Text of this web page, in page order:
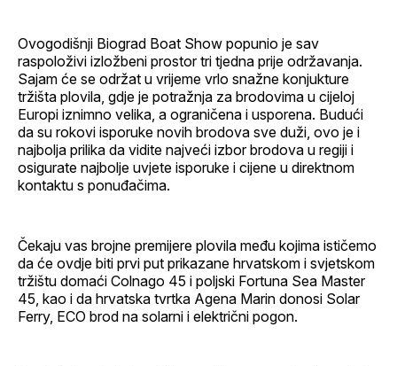
Ovogodišnji Biograd Boat Show popunio je sav
raspoloživi izložbeni prostor tri tjedna prije održavanja.
Sajam će se održat u vrijeme vrlo snažne konjukture
tržišta plovila, gdje je potražnja za brodovima u cijeloj
Europi iznimno velika, a ograničena i usporena. Budući
da su rokovi isporuke novih brodova sve duži, ovo je i
najbolja prilika da vidite najveći izbor brodova u regiji i
osigurate najbolje uvjete isporuke i cijene u direktnom
kontaktu s ponuđačima.
Čekaju vas brojne premijere plovila među kojima ističemo
da će ovdje biti prvi put prikazane hrvatskom i svjetskom
tržištu domaći Colnago 45 i poljski Fortuna Sea Master
45, kao i da hrvatska tvrtka Agena Marin donosi Solar
Ferry, ECO brod na solarni i električni pogon.